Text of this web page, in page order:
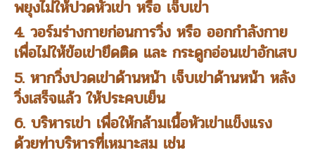
พยุงไม่ให้ปวดหัวเข่า หรือ เจ็บเข่า
4. วอร์มร่างกายก่อนการวิ่ง หรือ ออกกำลังกาย
เพื่อไม่ให้ข้อเข่ายึดติด และ กระดูกอ่อนเข่าอักเสบ
5. หากวิ่งปวดเข่าด้านหน้า เจ็บเข่าด้านหน้า หลัง
วิ่งเสร็จแล้ว ให้ประคบเย็น
6. บริหารเข่า เพื่อให้กล้ามเนื้อหัวเข่าแข็งแรง
ด้วยท่าบริหารที่เหมาะสม เช่น